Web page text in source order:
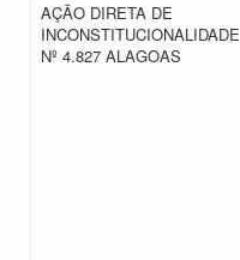
AÇÃO DIRETA DE
INCONSTITUCIONALIDADE
Nº 4.827 ALAGOAS